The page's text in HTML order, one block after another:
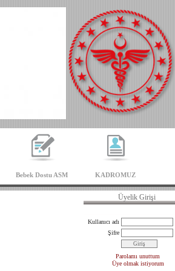
Bebek Dostu ASM KADROMUZ
Üyelik Girişi
Kullanıcı adı
Şifre
Parolamı unuttum
Üye olmak istiyorum